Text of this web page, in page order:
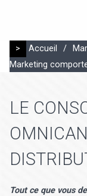
> Accueil /
Marketing
LE
Tout ce que vous